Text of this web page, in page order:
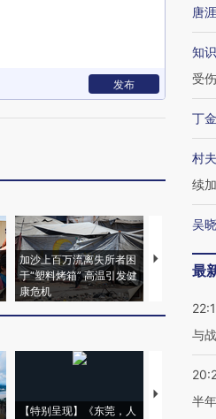
发布
加沙上百万流离失所者困
于“塑料烤箱” 高温引发健
康危机
视线｜
术：是什么
【特别呈现】《东莞，人
【推广】走
会，让数智
唐涯
知
受伤
丁
村
续
吴
最
与
半